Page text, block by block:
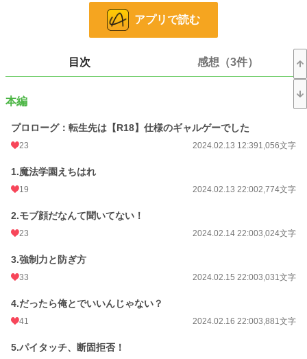
とに期待したロレッタだったが、好みと正反対の主人公を見てショックを受け
だが、何しろ難易度が低いのだ。
普通に生活をしていたら攻略されてしまう上にゲームの強制力なのか、どうして
もえっちなイベントは起きてしまうようで――？
髪イケメンだった！？
ちょっぴり策士なドストライク伯爵令息×18禁ギャルゲーのツンデレ枠になって
※他サイト様でも公開しております。
恋愛
24h.ポイント
文字数 95,343
アプリで読む
目次 感想（3件）
本編
プロローグ：転生先は【R18】仕様のギャルゲーでした
23 2024.02.13 12:391,056文字
1.魔法学園えちはれ
19 2024.02.13 22:002,774文字
2.モブ顔だなんて聞いてない！
23 2024.02.14 22:003,024文字
3.強制力と防ぎ方
33 2024.02.15 22:003,031文字
4.だったら俺とでいいんじゃない？
41 2024.02.16 22:003,881文字
5.パイタッチ、断固拒否！